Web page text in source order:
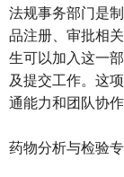
法规事务部门是
品注册、审批相
生可以加入这一
及提交工作。这
通能力和团队协作
药物分析与检验